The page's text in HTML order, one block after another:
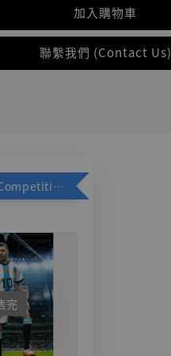
加入購物車
聯繫我們 (Contact Us)
加購優惠【Competitive Toys 梅西 [CM001]】
完